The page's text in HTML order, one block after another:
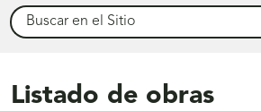
Buscar
Listado de obras